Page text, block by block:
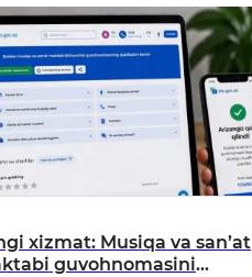
xizmat: Musiqa va san’at
guvohnomasini